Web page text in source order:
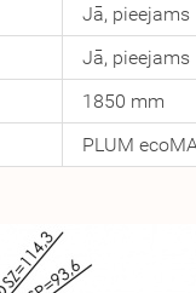
Jā,
Jā,
1850 mm
PLUM